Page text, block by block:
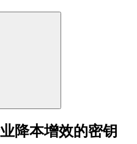
降本增效的密钥